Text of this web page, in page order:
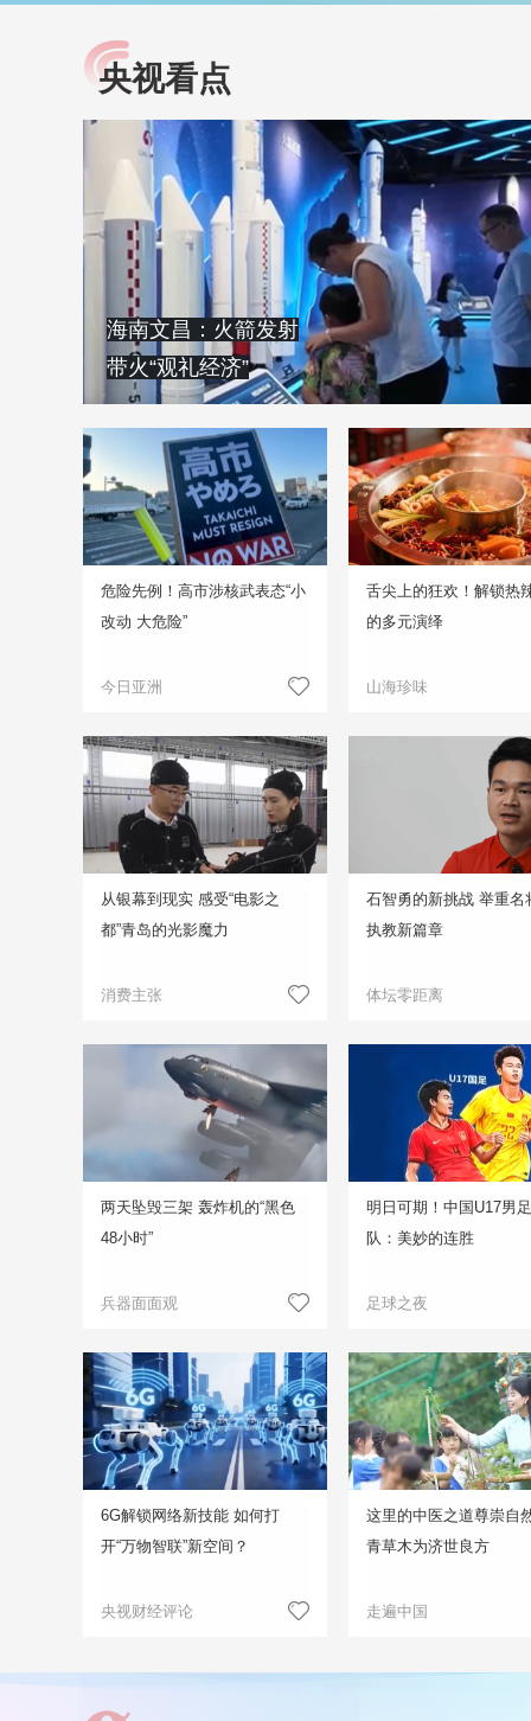
小央视频
央视网原创视频子品牌，
以更加贴近年轻人的视
角，有趣、有料、有故事
的方式解读时代。
提高全民健康素养水
助力“健康中国2030”
略。央视网《全民健
康》，向所有人分享
知识！
央视看点
海南文昌：火箭发射
带火“观礼经济”
危险先例！高市涉核武表态“小
改动 大危险”
今日亚洲
舌尖上的狂欢！解锁热
的多元演绎
山海珍味
从银幕到现实 感受“电影之
都”青岛的光影魔力
消费主张
石智勇的新挑战 举重名
执教新篇章
体坛零距离
两天坠毁三架 轰炸机的“黑色
48小时”
兵器面面观
明日可期！中国U17男
队：美妙的连胜
足球之夜
6G解锁网络新技能 如何打
开“万物智联”新空间？
央视财经评论
这里的中医之道尊崇自
青草木为济世良方
走遍中国